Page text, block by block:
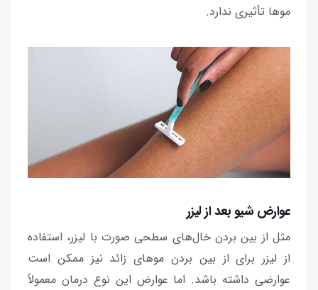
موها تأثیری ندارد.
عوارض شیو بعد از لیزر
مثل از بین بردن خال‌های سطحی صورت با لیزر، استفاده
از لیزر برای از بین بردن موهای زائد نیز ممکن است
عوارضی داشته باشد. اما عوارض این نوع درمان معمولاً